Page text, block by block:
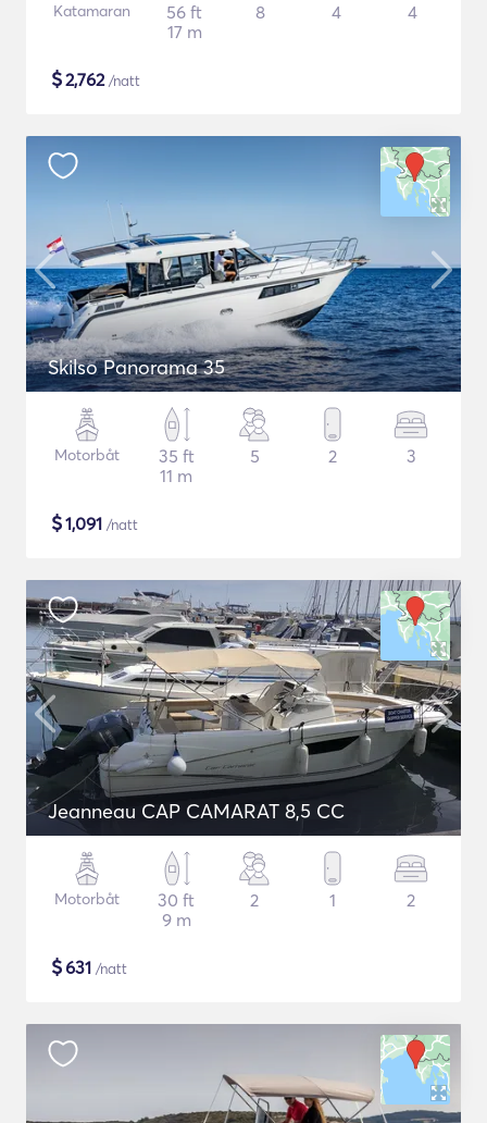
Katamaran
56 ft
17 m
8 4 4
$2,762/natt
Skilso Panorama 35
Motorbåt
35 ft
11 m
5 2 3
$1,091 /natt
Jeanneau CAP CAMARAT 8,5 CC
Motorbåt
30 ft
9 m
2 1 2
$631 /natt